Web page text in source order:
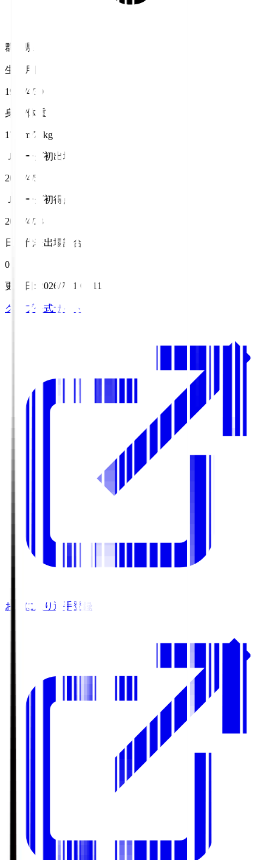
群馬県
生年月日
1992/4/30
身長/体重
178cm/73kg
Ｊリーグ初出場
2015/4/5
Ｊリーグ初得点
2018/4/28
日本代表出場試合数
0
更新日 : 2026/7/31 09:11
クラブ公式サイト
お気に入り選手登録